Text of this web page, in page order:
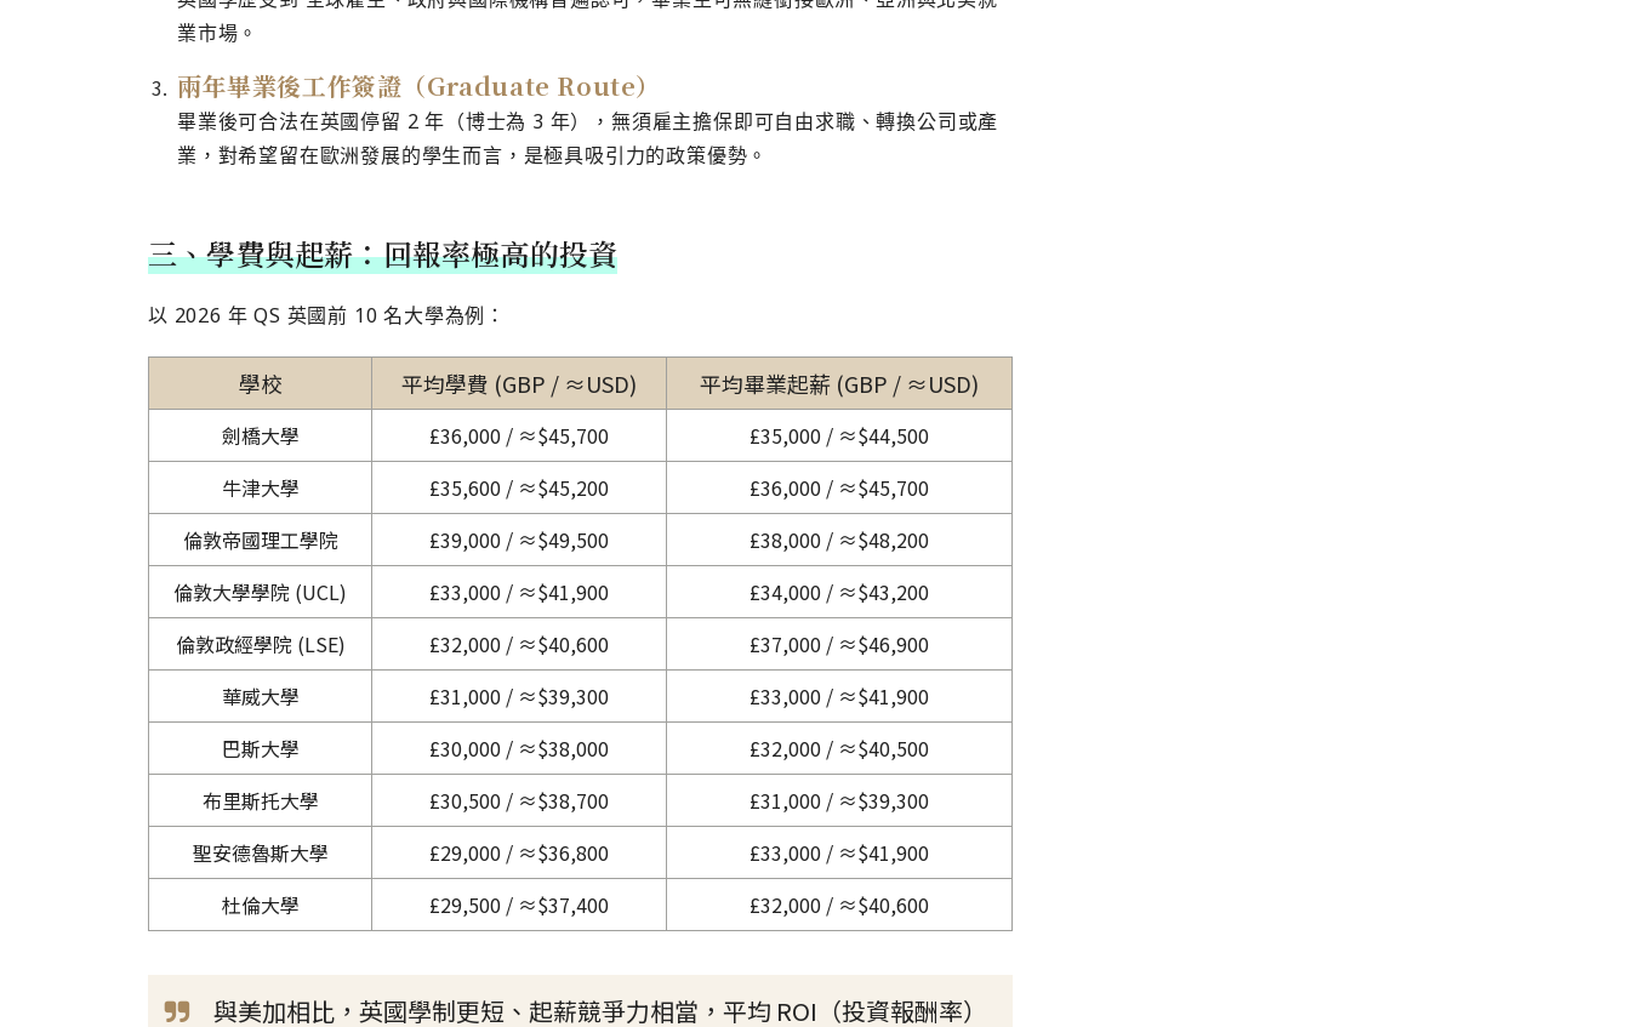
業市場。
兩年畢業後工作簽證（Graduate Route）
畢業後可合法在英國停留 2 年（博士為 3 年），無須雇主擔保即可自由求職、轉換公司或產
業，對希望留在歐洲發展的學生而言，是極具吸引力的政策優勢。
三、學費與起薪：回報率極高的投資
以 2026 年 QS 英國前 10 名大學為例：
學校 平均學費 (GBP / ≈USD) 平均畢業起薪 (GBP / ≈USD)
劍橋大學 £36,000 / ≈$45,700
£35,000 / ≈$44,500
牛津大學
£35,600 / ≈$45,200
£36,000 / ≈$45,700
倫敦帝國理工學院
£39,000 / ≈$49,500
£38,000 / ≈$48,200
倫敦大學學院 (UCL)
£33,000 / ≈$41,900
£34,000 / ≈$43,200
倫敦政經學院 (LSE)
£32,000 / ≈$40,600
£37,000 / ≈$46,900
華威大學
£31,000 / ≈$39,300
£33,000 / ≈$41,900
巴斯大學
£30,000 / ≈$38,000
£32,000 / ≈$40,500
布里斯托大學
£30,500 / ≈$38,700
£31,000 / ≈$39,300
聖安德魯斯大學
£29,000 / ≈$36,800
£33,000 / ≈$41,900
杜倫大學
£29,500 / ≈$37,400 £32,000 / ≈$40,600
與美加相比，英國學制更短、起薪競爭力相當，平均 ROI（投資報酬率）